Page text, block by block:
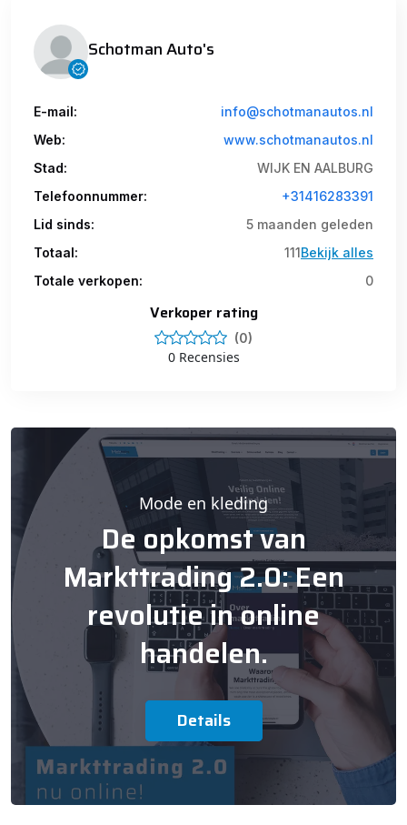
Schotman Auto's
E-mail:
info@schotmanautos.nl
Web:
www.schotmanautos.nl
Stad:
WIJK EN AALBURG
Telefoonnummer:
+31416283391
Lid sinds:
5 maanden geleden
Totaal:
111Bekijk alles
Totale verkopen:
0
Verkoper rating
(0)
0 Recensies
Mode en kleding
De opkomst van
Markttrading 2.0: Een
revolutie in online
handelen.
Details